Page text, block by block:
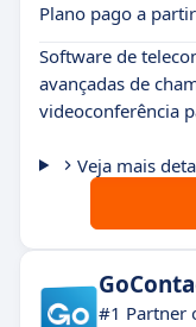
Plano pago a
Software de
avançadas de
videoconferência
Veja mais
#1 Partner